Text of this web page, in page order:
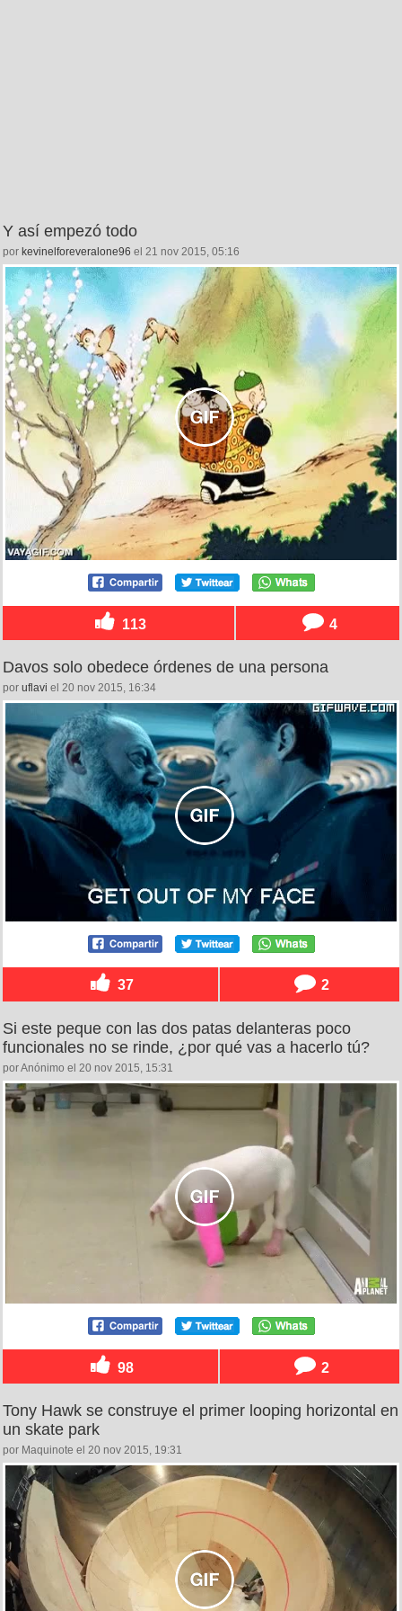
Y así empezó todo
por kevinelforeveralone96 el 21 nov 2015, 05:16
113 4
Davos solo obedece órdenes de una persona
por uflavi el 20 nov 2015, 16:34
37 2
Si este peque con las dos patas delanteras poco
funcionales no se rinde, ¿por qué vas a hacerlo tú?
por Anónimo el 20 nov 2015, 15:31
98 2
Tony Hawk se construye el primer looping horizontal en
un skate park
por Maquinote el 20 nov 2015, 19:31